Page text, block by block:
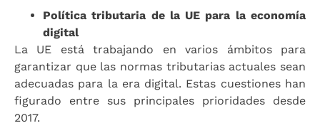
Política tributaria de la UE para la economía
digital
La UE está trabajando en varios ámbitos para
garantizar que las normas tributarias actuales sean
adecuadas para la era digital. Estas cuestiones han
figurado entre sus principales prioridades desde
2017.